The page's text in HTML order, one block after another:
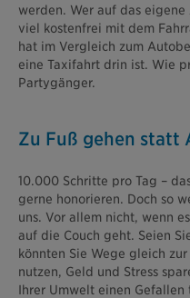
werden. Wer auf das
viel kostenfrei mit dem
hat im Vergleich zum
eine Taxifahrt drin ist. Wie
Partygänger.
Zu Fuß gehen statt
10.000 Schritte pro Tag –
gerne honorieren. Doch so
uns. Vor allem nicht, wenn
auf die Couch geht. Seien
könnten Sie Wege gleich
nutzen, Geld und Stress
Ihrer Umwelt einen Gefallen